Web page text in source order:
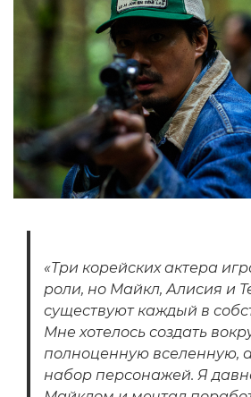
«Три корейских актера
роли, но Майкл, Алисия и
существуют каждый в
Мне хотелось создать
полноценную вселенную,
набор персонажей. Я